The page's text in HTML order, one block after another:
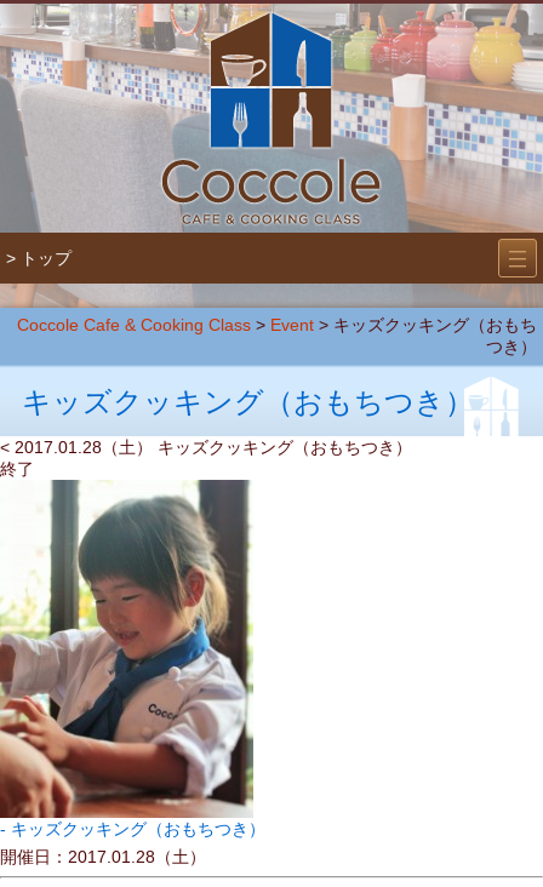
> トップ ―
―
―
Coccole Cafe & Cooking Class > Event > キッズクッキング（おもち
つき）
キッズクッキング（おもちつき）
< 2017.01.28（土） キッズクッキング（おもちつき）
終了
キッズクッキング（おもちつき）
開催日：2017.01.28（土）